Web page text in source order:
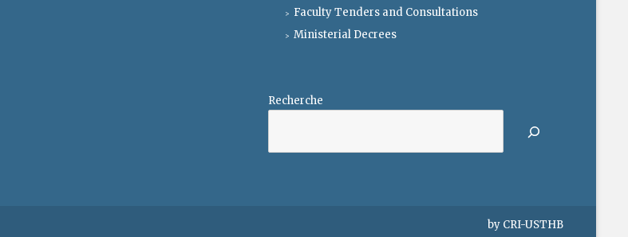
Faculty Tenders and Consultations
Ministerial Decrees
Recherche
by CRI-USTHB